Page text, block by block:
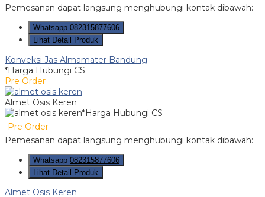
Pemesanan dapat langsung menghubungi kontak dibawah:
Whatsapp 082315877606
Lihat Detail Produk
Konveksi Jas Almamater Bandung
*Harga Hubungi CS
Pre Order
Almet Osis Keren
*Harga Hubungi CS
Pre Order
Pemesanan dapat langsung menghubungi kontak dibawah:
Whatsapp 082315877606
Lihat Detail Produk
Almet Osis Keren